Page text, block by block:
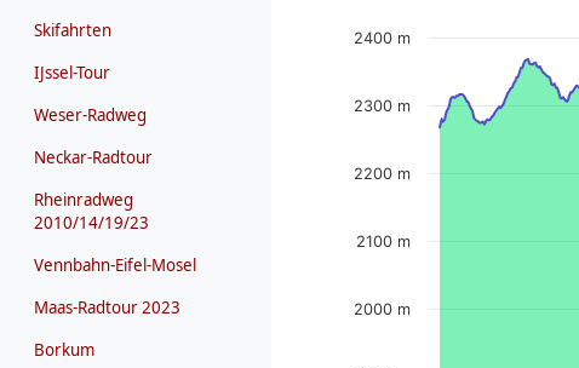
Skifahrten
IJssel-Tour
Weser-Radweg
Neckar-Radtour
Rheinradweg
2010/14/19/23
Vennbahn-Eifel-Mosel
Maas-Radtour 2023
Borkum
2000 m
2100 m
2200 m
2300 m
2400 m